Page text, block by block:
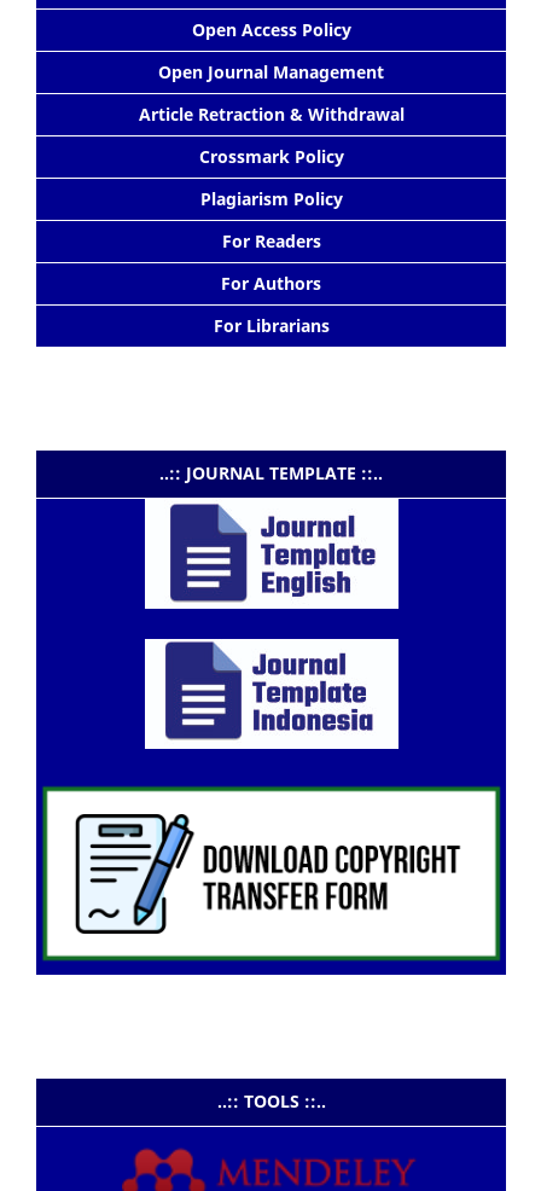
Open Access Policy
Open Journal Management
Article Retraction & Withdrawal
Crossmark Policy
Plagiarism Policy
For Readers
For Authors
For Librarians
..:: JOURNAL TEMPLATE ::..
..:: TOOLS ::..